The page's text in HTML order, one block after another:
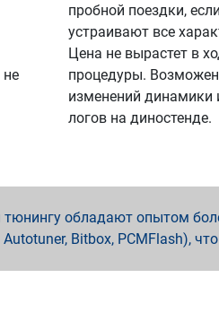
не
пробной поездки,
устраивают все
Цена не вырастет в
процедуры.
изменений динамики
логов на диностенде.
обладают опытом
Bitbox, PCMFlash),